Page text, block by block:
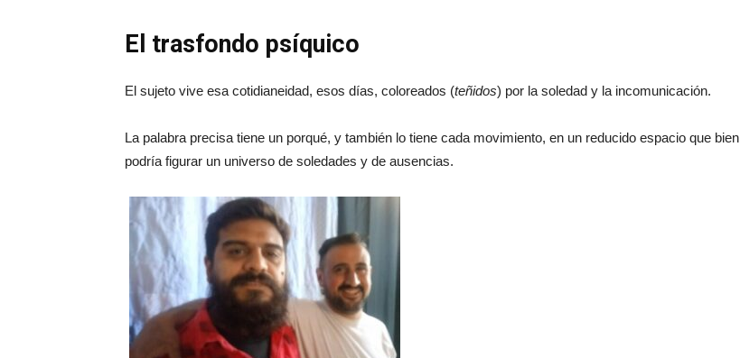
El trasfondo psíquico
El sujeto vive esa cotidianeidad, esos días, coloreados (teñidos) por la soledad y la incomunicación.
La palabra precisa tiene un porqué, y también lo tiene cada movimiento, en un reducido espacio que bien
podría figurar un universo de soledades y de ausencias.